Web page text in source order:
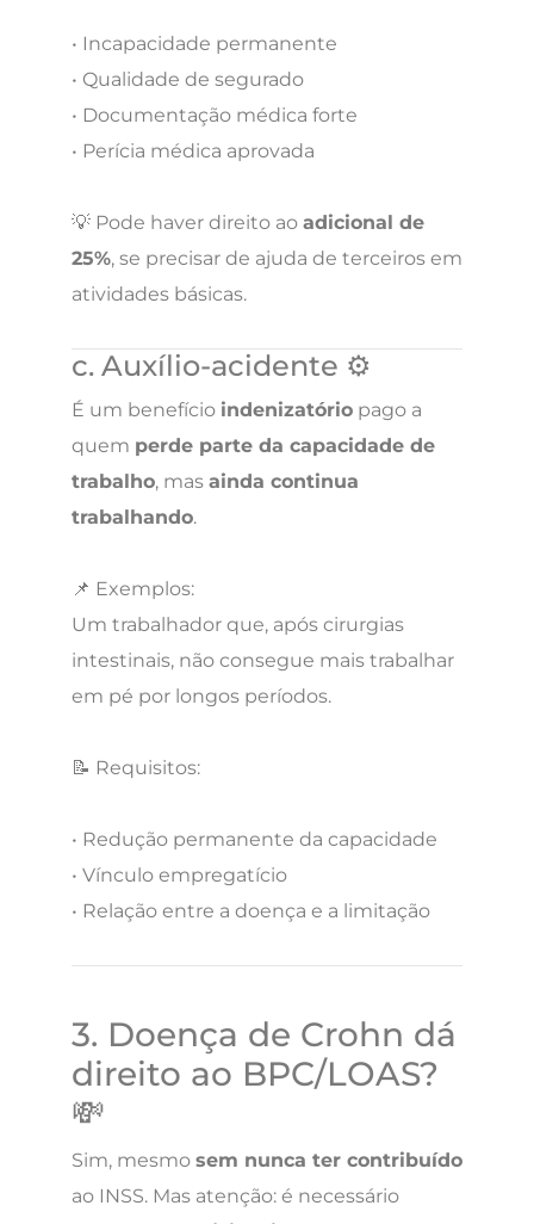
• Incapacidade permanente
• Qualidade de segurado
• Documentação médica forte
• Perícia médica aprovada
💡 Pode haver direito ao adicional de
25%, se precisar de ajuda de terceiros em
atividades básicas.
c. Auxílio-acidente ⚙️
É um benefício indenizatório pago a
quem perde parte da capacidade de
trabalho, mas ainda continua
trabalhando.
📌 Exemplos:
Um trabalhador que, após cirurgias
intestinais, não consegue mais trabalhar
em pé por longos períodos.
📝 Requisitos:
• Redução permanente da capacidade
• Vínculo empregatício
• Relação entre a doença e a limitação
3. Doença de Crohn dá
direito ao BPC/LOAS?
💸
Sim, mesmo sem nunca ter contribuído
ao INSS. Mas atenção: é necessário